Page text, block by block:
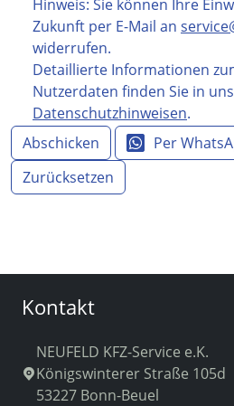
Hinweis: Sie können Ihre
Zukunft per E-Mail an
widerrufen.
Detaillierte Informationen
Nutzerdaten finden Sie in
Datenschutzhinweisen.
Abschicken
Per
Zurücksetzen
Kontakt
NEUFELD KFZ-Service e.K.
Königswinterer Straße 105d
53227 Bonn-Beuel